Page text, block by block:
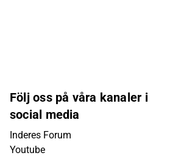
Följ oss på våra kanaler i
social media
Inderes Forum
Youtube